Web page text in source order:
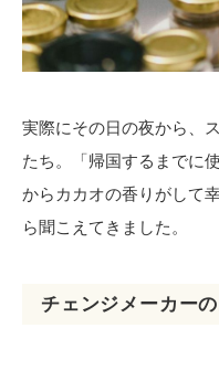
実際にその日の夜から、
たち。「帰国するまでに
からカカオの香りがして
ら聞こえてきました。
チェンジメーカー